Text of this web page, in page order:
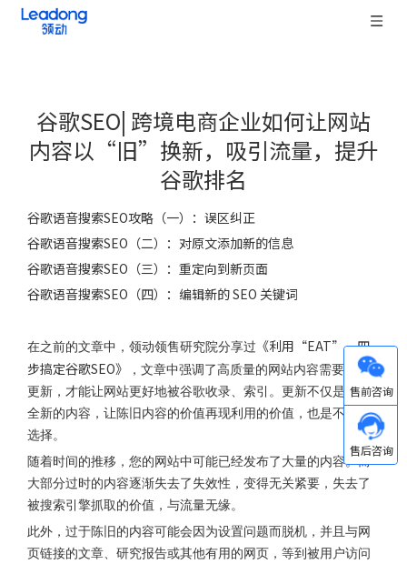
谷歌SEO| 跨境电商企业如何让网站
内容以“旧”换新，吸引流量，提升
谷歌排名
["wechat","weibo","qzone","douban","email"]
谷歌语音搜索SEO攻略（一）：误区纠正
谷歌语音搜索SEO（二）：对原文添加新的信息
谷歌语音搜索SEO（三）：重定向到新页面
谷歌语音搜索SEO（四）：编辑新的 SEO 关键词
在之前的文章中，领动领售研究院分享过 《利用“EAT”，四
步搞定谷歌SEO》
，文章中强调了高质量的网站内容需要保持
更新，才能让网站更好地被谷歌收录、索引。更新不仅是发布
全新的内容，让陈旧内容的价值再现利用的价值，也是不错的
选择。
随着时间的推移，您的网站中可能已经发布了大量的内容。而
大部分过时的内容逐渐失去了失效性，变得无关紧要，失去了
被搜索引擎抓取的价值，与流量无缘。
此外，过于陈旧的内容可能会因为设置问题而脱机，并且与网
页链接的文章、研究报告或其他有用的网页，等到被用户访问
微信